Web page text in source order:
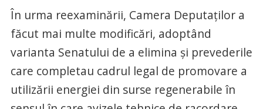
În urma reexaminării, Camera Deputaţilor a
făcut mai multe modificări, adoptând
varianta Senatului de a elimina şi prevederile
care completau cadrul legal de promovare a
utilizării energiei din surse regenerabile în